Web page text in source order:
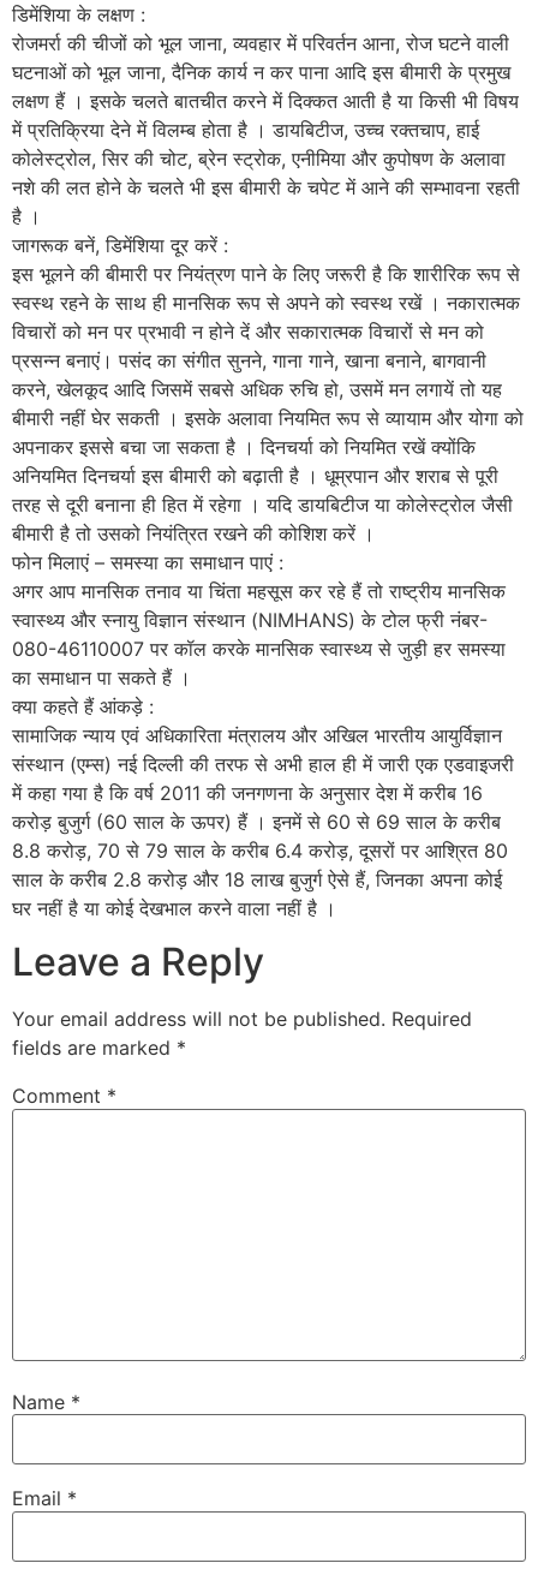
डिमेंशिया के लक्षण :
रोजमर्रा की चीजों को भूल जाना, व्यवहार में परिवर्तन आना, रोज घटने वाली
घटनाओं को भूल जाना, दैनिक कार्य न कर पाना आदि इस बीमारी के प्रमुख
लक्षण हैं । इसके चलते बातचीत करने में दिक्कत आती है या किसी भी विषय
में प्रतिक्रिया देने में विलम्ब होता है । डायबिटीज, उच्च रक्तचाप, हाई
कोलेस्ट्रोल, सिर की चोट, ब्रेन स्ट्रोक, एनीमिया और कुपोषण के अलावा
नशे की लत होने के चलते भी इस बीमारी के चपेट में आने की सम्भावना रहती
है ।
जागरूक बनें, डिमेंशिया दूर करें :
इस भूलने की बीमारी पर नियंत्रण पाने के लिए जरूरी है कि शारीरिक रूप से
स्वस्थ रहने के साथ ही मानसिक रूप से अपने को स्वस्थ रखें । नकारात्मक
विचारों को मन पर प्रभावी न होने दें और सकारात्मक विचारों से मन को
प्रसन्न बनाएं। पसंद का संगीत सुनने, गाना गाने, खाना बनाने, बागवानी
करने, खेलकूद आदि जिसमें सबसे अधिक रुचि हो, उसमें मन लगायें तो यह
बीमारी नहीं घेर सकती । इसके अलावा नियमित रूप से व्यायाम और योगा को
अपनाकर इससे बचा जा सकता है । दिनचर्या को नियमित रखें क्योंकि
अनियमित दिनचर्या इस बीमारी को बढ़ाती है । धूम्रपान और शराब से पूरी
तरह से दूरी बनाना ही हित में रहेगा । यदि डायबिटीज या कोलेस्ट्रोल जैसी
बीमारी है तो उसको नियंत्रित रखने की कोशिश करें ।
फोन मिलाएं – समस्या का समाधान पाएं :
अगर आप मानसिक तनाव या चिंता महसूस कर रहे हैं तो राष्ट्रीय मानसिक
स्वास्थ्य और स्नायु विज्ञान संस्थान (NIMHANS) के टोल फ्री नंबर-
080-46110007 पर कॉल करके मानसिक स्वास्थ्य से जुड़ी हर समस्या
का समाधान पा सकते हैं ।
क्या कहते हैं आंकड़े :
सामाजिक न्याय एवं अधिकारिता मंत्रालय और अखिल भारतीय आयुर्विज्ञान
संस्थान (एम्स) नई दिल्ली की तरफ से अभी हाल ही में जारी एक एडवाइजरी
में कहा गया है कि वर्ष 2011 की जनगणना के अनुसार देश में करीब 16
करोड़ बुजुर्ग (60 साल के ऊपर) हैं । इनमें से 60 से 69 साल के करीब
8.8 करोड़, 70 से 79 साल के करीब 6.4 करोड़, दूसरों पर आश्रित 80
साल के करीब 2.8 करोड़ और 18 लाख बुजुर्ग ऐसे हैं, जिनका अपना कोई
घर नहीं है या कोई देखभाल करने वाला नहीं है ।
Leave a Reply
Your email address will not be published. Required
fields are marked *
Comment *
Name *
Email *